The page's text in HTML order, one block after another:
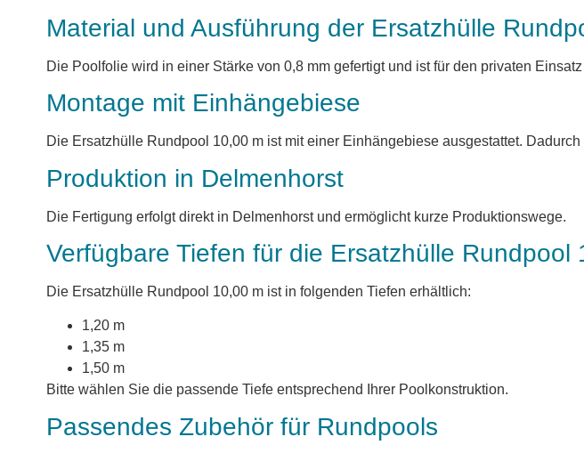
Material und Ausführung der Ersatzhülle
Die Poolfolie wird in einer Stärke von 0,8 mm gefertigt und ist für den privaten
Montage mit Einhängebiese
Die Ersatzhülle Rundpool 10,00 m ist mit einer Einhängebiese ausgestattet.
Produktion in Delmenhorst
Die Fertigung erfolgt direkt in Delmenhorst und ermöglicht kurze Produktionswege.
Verfügbare Tiefen für die Ersatzhülle Rundpool
Die Ersatzhülle Rundpool 10,00 m ist in folgenden Tiefen erhältlich:
1,20 m
1,35 m
1,50 m
Bitte wählen Sie die passende Tiefe entsprechend Ihrer Poolkonstruktion.
Passendes Zubehör für Rundpools